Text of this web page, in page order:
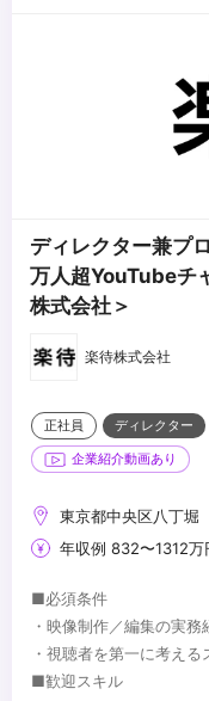
ディレクター兼プ
万人超YouTubeチ
株式会社＞
楽待株式会社
正社員 ディレクター
企業紹介動画あり
東京都中央区八丁堀
年収例 832〜1312万
■必須条件
・映像制作／編集の実務
・視聴者を第一に考え
■歓迎スキル